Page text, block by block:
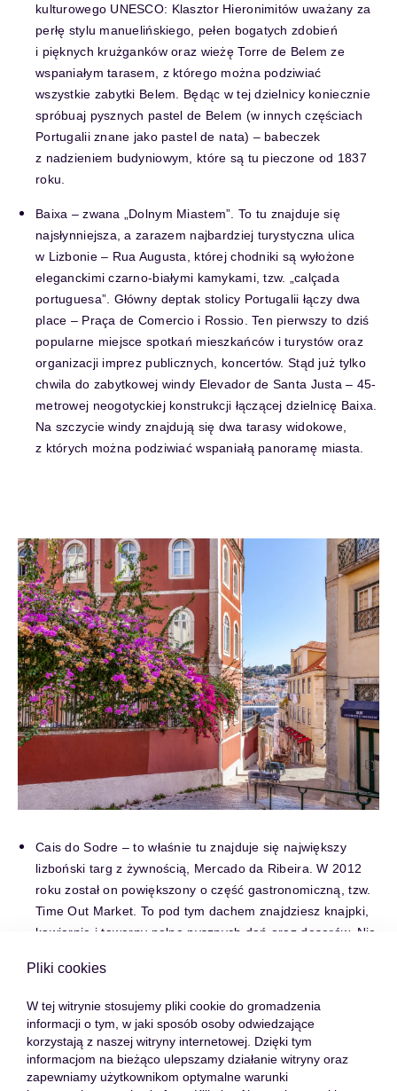
kulturowego UNESCO: Klasztor Hieronimitów uważany za
perłę stylu manuelińskiego, pełen bogatych zdobień
i pięknych krużganków oraz wieżę Torre de Belem ze
wspaniałym tarasem, z którego można podziwiać
wszystkie zabytki Belem. Będąc w tej dzielnicy koniecznie
spróbuaj pysznych pastel de Belem (w innych częściach
Portugalii znane jako pastel de nata) – babeczek
z nadzieniem budyniowym, które są tu pieczone od 1837
roku.
Baixa – zwana „Dolnym Miastem”. To tu znajduje się
najsłynniejsza, a zarazem najbardziej turystyczna ulica
w Lizbonie – Rua Augusta, której chodniki są wyłożone
eleganckimi czarno-białymi kamykami, tzw. „calçada
portuguesa”. Główny deptak stolicy Portugalii łączy dwa
place – Praça de Comercio i Rossio. Ten pierwszy to dziś
popularne miejsce spotkań mieszkańców i turystów oraz
organizacji imprez publicznych, koncertów. Stąd już tylko
chwila do zabytkowej windy Elevador de Santa Justa – 45-
metrowej neogotyckiej konstrukcji łączącej dzielnicę Baixa.
Na szczycie windy znajdują się dwa tarasy widokowe,
z których można podziwiać wspaniałą panoramę miasta.
Cais do Sodre – to właśnie tu znajduje się największy
lizboński targ z żywnością, Mercado da Ribeira. W 2012
roku został on powiększony o część gastronomiczną, tzw.
Time Out Market. To pod tym dachem znajdziesz knajpki,
kawiarnie i tawerny pełne pysznych dań oraz deserów. Nie
Lizbony, której nawierzchnia jest regularnie malowana na
Chiado – ekskluzywna dzielnica w samym centrum miasta.
Największym zabytkowym skarbem Chiado jest Igreja de
Sao Roque – kościół z pięknymi kaplicami i zdobieniami
Pliki cookies
W tej witrynie stosujemy pliki cookie do gromadzenia
informacji o tym, w jaki sposób osoby odwiedzające
korzystają z naszej witryny internetowej. Dzięki tym
informacjom na bieżąco ulepszamy działanie witryny oraz
zapewniamy użytkownikom optymalne warunki